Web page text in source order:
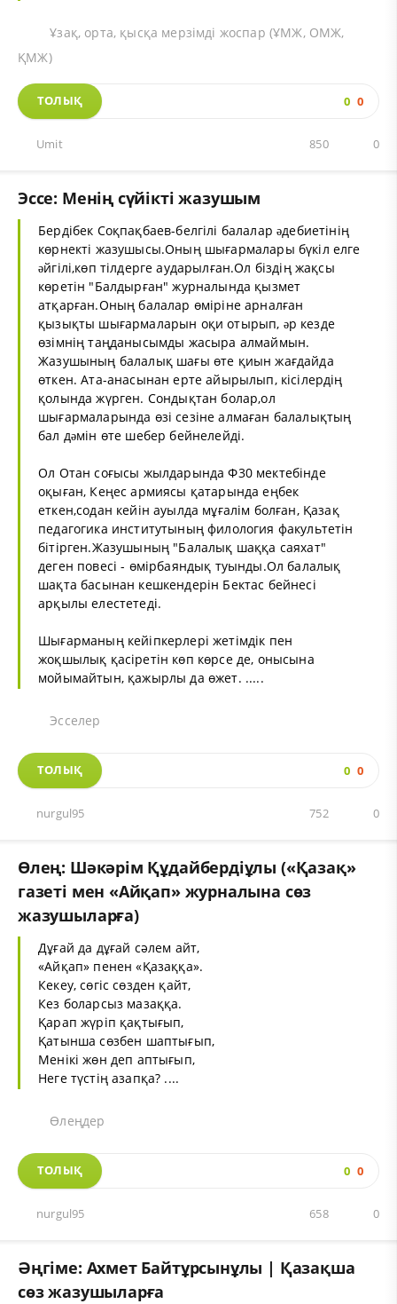
Ұзақ, орта, қысқа мерзімді жоспар (ҰМЖ, ОМЖ,
ҚМЖ)
ТОЛЫҚ 0 0
Umit 0
850
Эссе: Менің сүйікті жазушым
Бердібек Соқпақбаев-белгілі балалар əдебиетінің
көрнекті жазушысы.Оның шығармалары бүкіл елге
əйгілі,көп тілдерге аударылған.Ол біздің жақсы
көретін "Балдырған" журналында қызмет
атқарған.Оның балалар өміріне арналған
қызықты шығармаларын оқи отырып, əр кезде
өзімнің таңданысымды жасыра алмаймын.
Жазушының балалық шағы өте қиын жағдайда
өткен. Ата-анасынан ерте айырылып, кісілердің
қолында жүрген. Сондықтан болар,ол
шығармаларында өзі сезіне алмаған балалықтың
бал дəмін өте шебер бейнелейді.
Ол Отан соғысы жылдарында Ф30 мектебінде
оқыған, Кеңес армиясы қатарында еңбек
еткен,содан кейін ауылда мұғалім болған, Қазақ
педагогика институтының филология факультетін
бітірген.Жазушының "Балалық шаққа саяхат"
деген повесі - өмірбаяндық туынды.Ол балалық
шақта басынан кешкендерін Бектас бейнесі
арқылы елестетеді.
Шығарманың кейіпкерлері жетімдік пен
жоқшылық қасіретін көп көрсе де, онысына
мойымайтын, қажырлы да өжет. .....
Эсселер
ТОЛЫҚ 0 0
nurgul95 0
752
Өлең: Шәкәрім Құдайбердіұлы («Қазақ»
газеті мен «Айқап» журналына сөз
жазушыларға)
Дұғай да дұғай сәлем айт,
«Айқап» пенен «Қазаққа».
Кекеу, сөгіс сөзден қайт,
Кез боларсыз мазаққа.
Қарап жүріп қақтығып,
Қатынша сөзбен шаптығып,
Менікі жөн деп аптығып,
Неге түстің азапқа? ....
Өлеңдер
ТОЛЫҚ 0 0
nurgul95 0
658
Әңгіме: Ахмет Байтұрсынұлы | Қазақша
сөз жазушыларға